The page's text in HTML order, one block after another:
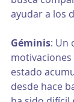
ayudar a los
Géminis: Un
estado
desde hace